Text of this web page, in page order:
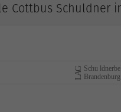
Cottbus Schuldner